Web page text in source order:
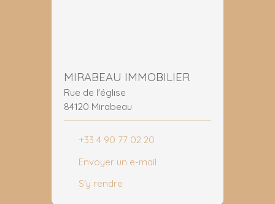
MIRABEAU IMMOBILIER
Rue de l'église
84120 Mirabeau
+33 4 90 77 02 20
Envoyer un e-mail
S'y rendre